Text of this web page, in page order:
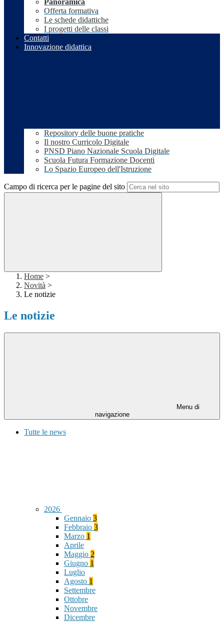
Panoramica
Offerta formativa
Le schede didattiche
I progetti delle classi
Contatti
Innovazione didattica
Repository delle buone pratiche
Il nostro Curricolo Digitale
PNSD Piano Nazionale Scuola Digitale
Scuola Futura Formazione Docenti
Lo Spazio Europeo dell'Istruzione
Campo di ricerca per le pagine del sito
Home >
Novità >
Le notizie
Le notizie
Menu di
navigazione
Tutte le news
2026
Gennaio 3
Febbraio 3
Marzo 1
Aprile
Maggio 2
Giugno 1
Luglio
Agosto 1
Settembre
Ottobre
Novembre
Dicembre